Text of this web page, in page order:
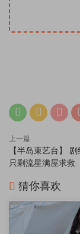
上一篇
【半岛束艺台】
只剩流星满屋求救
猜你喜欢